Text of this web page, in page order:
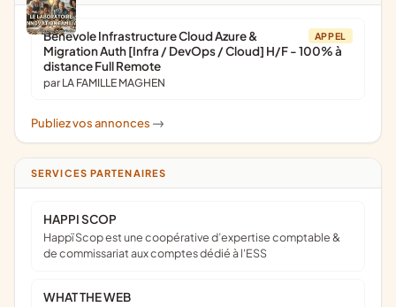
APPEL
Bénévole Infrastructure Cloud Azure &
Migration Auth [Infra / DevOps / Cloud] H/F - 100% à
distance Full Remote
par LA FAMILLE MAGHEN
Publiez vos annonces ->
SERVICES PARTENAIRES
HAPPI SCOP
Happï Scop est une coopérative d’expertise comptable &
de commissariat aux comptes dédié à l'ESS
WHAT THE WEB